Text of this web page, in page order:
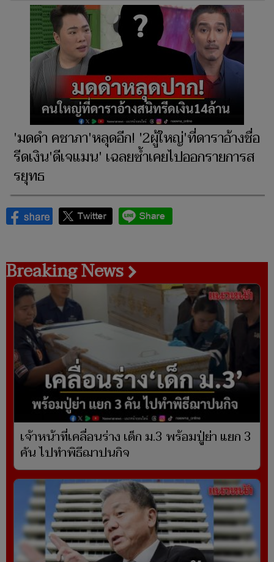
'มดดำ คชาภา'หลุดอีก! '2ผู้ใหญ่'ที่ดาราอ้างชื่อ
รีดเงิน'ดีเจแมน' เฉลยซ้ำเคยไปออกรายการส
รยุทธ
Breaking News
เจ้าหน้าที่เคลื่อนร่าง เด็ก ม.3 พร้อมปู่ย่า แยก 3
คัน ไปทำพิธีฌาปนกิจ